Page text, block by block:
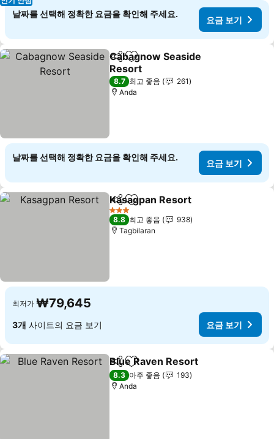
날짜를 선택해 정확한 요금을 확인해 주세요.
요금 보기
공유 즐겨찾기에 추가
Cabagnow Seaside
Resort
요금 보기
8.7 최고 좋음
261
Anda
날짜를 선택해 정확한 요금을 확인해 주세요.
요금 보기
공유 즐겨찾기에 추가
Kasagpan Resort
3 성급
8.8 최고 좋음
938
Tagbilaran
최저가 ₩79,645
3개 사이트의 요금 보기 요금 보기
공유 즐겨찾기에 추가
Blue Raven Resort
8.3 아주 좋음
193
Anda